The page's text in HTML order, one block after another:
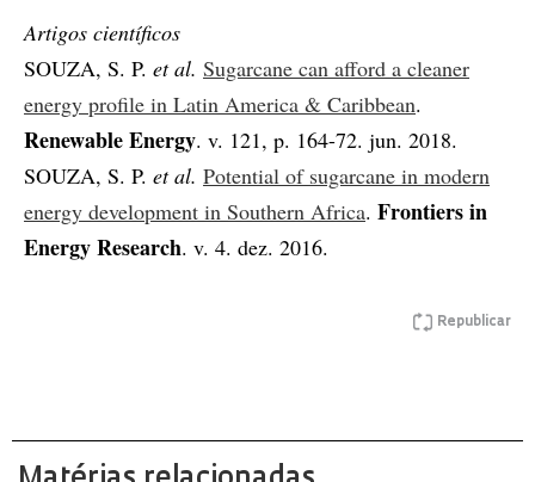
Artigos científicos
SOUZA, S. P. et al. Sugarcane can afford a cleaner
energy profile in Latin America & Caribbean.
Renewable Energy. v. 121, p. 164-72. jun. 2018.
SOUZA, S. P. et al. Potential of sugarcane in modern
energy development in Southern Africa. Frontiers in
Energy Research. v. 4. dez. 2016.
Republicar